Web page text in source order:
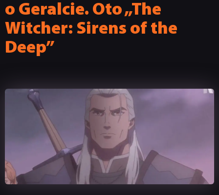
o Geralcie. Oto „The
Witcher: Sirens of the
Deep”